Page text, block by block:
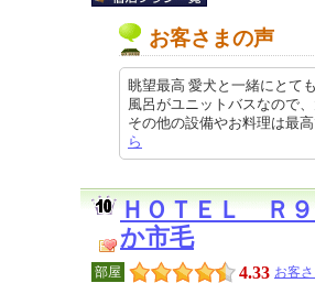
お客さまの声
眺望最高 愛犬と一緒にとて
風呂がユニットバスなので
その他の設備やお料理は最
ら
ＨＯＴＥＬ Ｒ
か市毛
部屋 4.33 お客